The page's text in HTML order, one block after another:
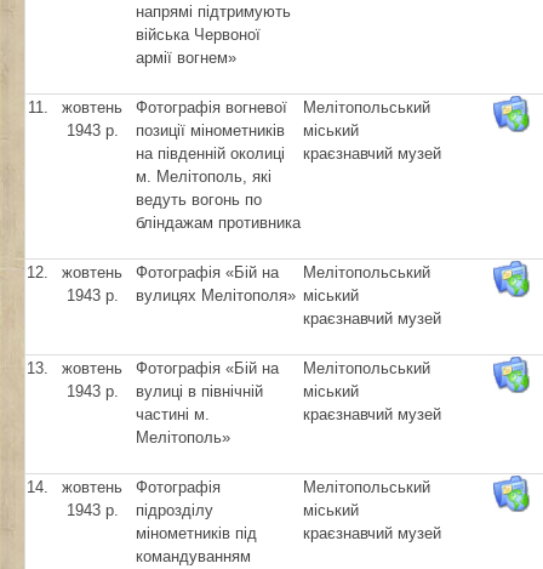
напрямі підтримують
війська Червоної
армії вогнем»
11.
жовтень
1943 р.
Фотографія вогневої
позиції мінометників
на південній околиці
м. Мелітополь, які
ведуть вогонь по
бліндажам противника
Мелітопольський
міський
краєзнавчий музей
12.
жовтень
1943 р.
Фотографія «Бій на
вулицях Мелітополя»
Мелітопольський
міський
краєзнавчий музей
13.
жовтень
1943 р.
Фотографія «Бій на
вулиці в північній
частині м.
Мелітополь»
Мелітопольський
міський
краєзнавчий музей
14.
жовтень
1943 р.
Фотографія
підрозділу
мінометників під
командуванням
Мелітопольський
міський
краєзнавчий музей